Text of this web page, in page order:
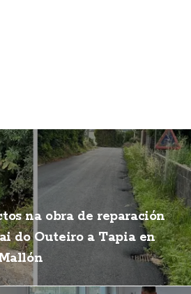
na obra de reparación
do Outeiro a Tapia en